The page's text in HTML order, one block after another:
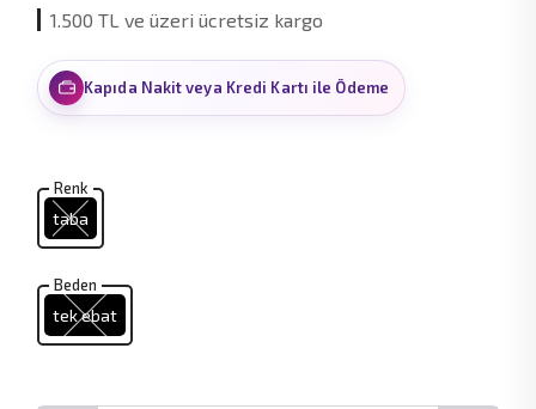
1.500 TL ve üzeri ücretsiz kargo
Kapıda Nakit veya Kredi Kartı ile Ödeme
Renk
taba
Beden
tek ebat